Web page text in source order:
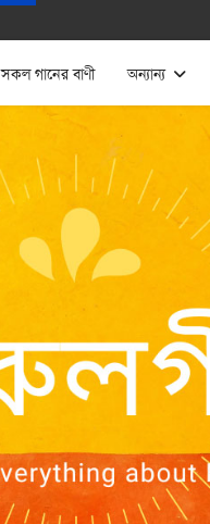
সকল গানের বাণী অন্যান্য